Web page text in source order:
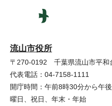
流山市役所
〒270-0192 千葉県流山市平
代表電話：04-7158-1111
開庁時間：午前8時30分から午
曜日、祝日、年末・年始